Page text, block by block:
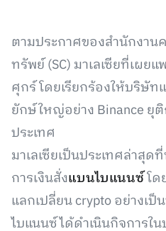
ตามประกาศของสำนักงา
ทรัพย์ (SC) มาเลเซียที่เผย
ศุกร์ โดยเรียกร้องให้บริษั
ยักษ์ใหญ่อย่าง Binance ยุ
ประเทศ
มาเลเซียเป็นประเทศล่าสุ
การเงินสั่งแบนไบแนนซ์โด
แลกเปลี่ยน crypto อย่างเป็
ไบแนนซ์ได้ดำเนินกิจการใ